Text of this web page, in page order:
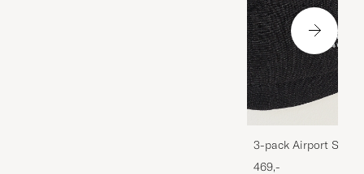
3-pack Airport
Melange
469,-